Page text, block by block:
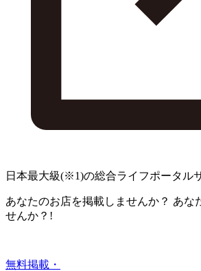
日本最大級(※1)の総合ライフポータル
あなたのお店を掲載しませんか？ あな
せんか？!
無料掲載・